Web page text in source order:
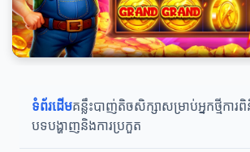
ទំព័រដើមគន្លឹះបាញ់តិចសិក្សាសម្រាប់អ្នកថ្មីការ
បទបង្ហាញនិងការប្រកួត